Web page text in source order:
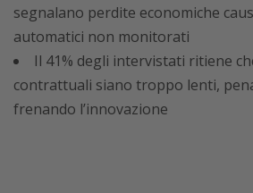
segnalano perdite economiche
automatici non monitorati
Il 41% degli intervistati ritiene
contrattuali siano troppo lenti,
frenando l’innovazione